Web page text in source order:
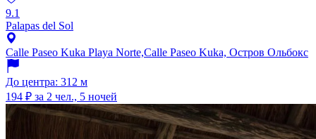
9.1
Palapas del Sol
Calle Paseo Kuka Playa Norte,Calle Paseo Kuka, Остров Ольбокс
До центра: 312 м
194 ₽ за 2 чел., 5 ночей